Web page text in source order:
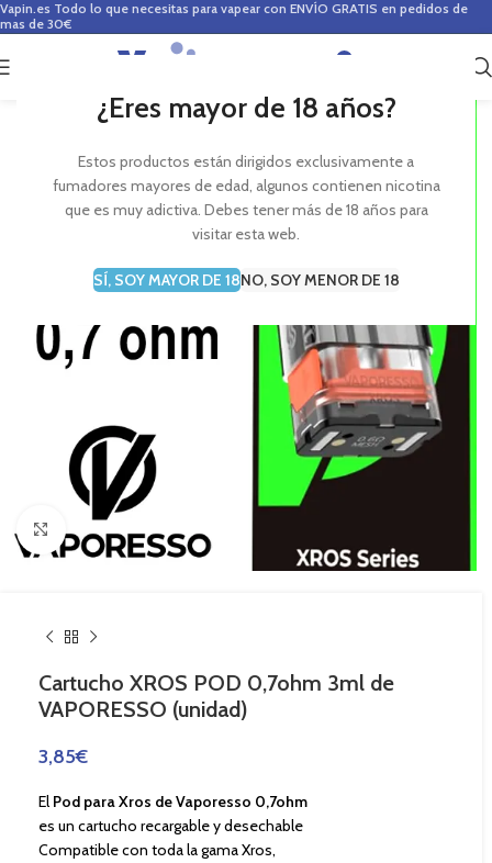
¿Eres mayor de 18 años?
Estos productos están dirigidos exclusivamente a
fumadores mayores de edad, algunos contienen nicotina
que es muy adictiva. Debes tener más de 18 años para
visitar esta web.
SÍ, SOY MAYOR DE 18NO, SOY MENOR DE 18
Vapin.es Todo lo que necesitas para vapear con ENVÍO GRATIS en pedidos de
mas de 30€
0
Cartucho XROS POD 0,7ohm 3ml de
VAPORESSO (unidad)
3,85€
El Pod para Xros deVaporesso 0,7ohm
es un cartucho recargable y desechable
Compatible con toda la gama Xros,